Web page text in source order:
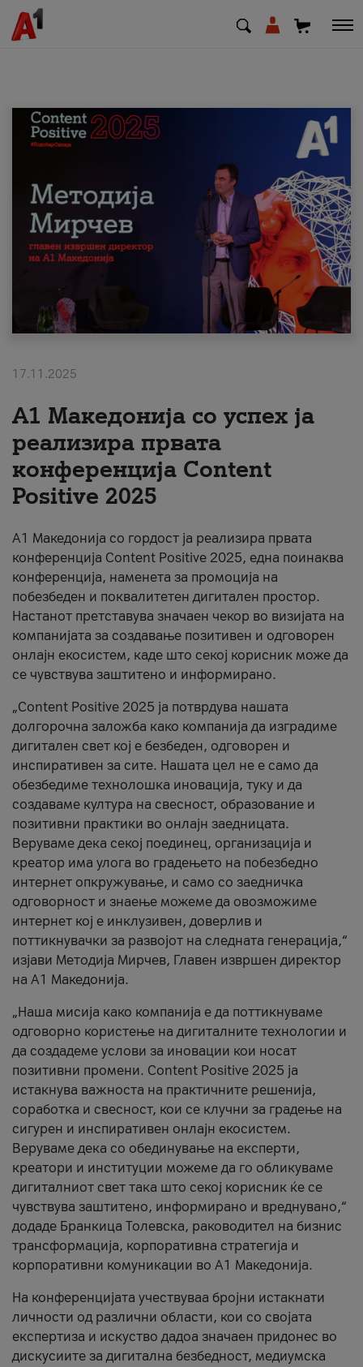
МК EN
Приватни Деловни
Поддршка
Надополни кредит
#ПодобарОнлајн
17.11.2025
А1 Македонија со успех ја
реализира првата
конференција Content
Positive 2025
А1 Македонија со гордост ја реализира првата
конференција Content Positive 2025, една поинаква
конференција, наменета за промоција на
побезбеден и поквалитетен дигитален простор.
Настанот претставува значаен чекор во визијата на
компанијата за создавање позитивен и одговорен
онлајн екосистем, каде што секој корисник може да
се чувствува заштитено и информирано.
„Content Positive 2025 ја потврдува нашата
долгорочна заложба како компанија да изградиме
дигитален свет кој е безбеден, одговорен и
инспиративен за сите. Нашата цел не е само да
обезбедиме технолошка иновација, туку и да
создаваме култура на свесност, образование и
позитивни практики во онлајн заедницата.
Веруваме дека секој поединец, организација и
креатор има улога во градењето на побезбедно
интернет опкружување, и само со заедничка
одговорност и знаење можеме да овозможиме
интернет кој е инклузивен, доверлив и
поттикнувачки за развојот на следната генерација,“
изјави Методија Мирчев, Главен извршен директор
на А1 Македонија.
„Наша мисија како компанија е да поттикнуваме
одговорно користење на дигиталните технологии и
да создадеме услови за иновации кои носат
позитивни промени. Content Positive 2025 ја
истакнува важноста на практичните решенија,
соработка и свесност, кои се клучни за градење на
сигурен и инспиративен онлајн екосистем.
Веруваме дека со обединување на експерти,
креатори и институции можеме да го обликуваме
дигиталниот свет така што секој корисник ќе се
чувствува заштитено, информирано и вреднувано,“
додаде Бранкица Толевска, раководител на бизнис
трансформација, корпоративна стратегија и
корпоративни комуникации во А1 Македонија.
На конференцијата учествуваа бројни истакнати
личности од различни области, кои со својата
експертиза и искуство дадоа значаен придонес во
дискусиите за дигитална безбедност, медиумска